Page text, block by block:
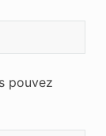
pouvez